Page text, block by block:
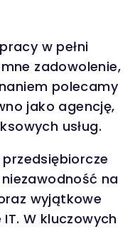
w pełni
zadowolenie,
polecamy
jako agencję,
usług.
na
wyjątkowe
W kluczowych